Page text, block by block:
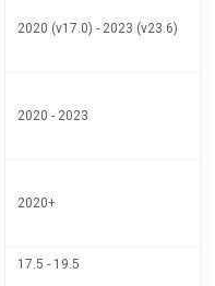
2020 (v17.0) - 2023 (v23.6)
2020 - 2023
2020+
17.5 - 19.5